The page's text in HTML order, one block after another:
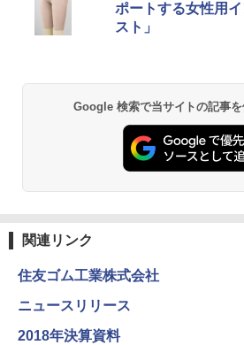
ポートする女性用
スト」
Google 検索で当サイトの記事
関連リンク
住友ゴム工業株式会社
ニュースリリース
2018年決算資料